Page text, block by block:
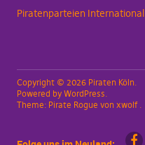
Piratenparteien International
Copyright © 2026 Piraten Köln
Powered by WordPress
Theme: Pirate Rogue von xwolf